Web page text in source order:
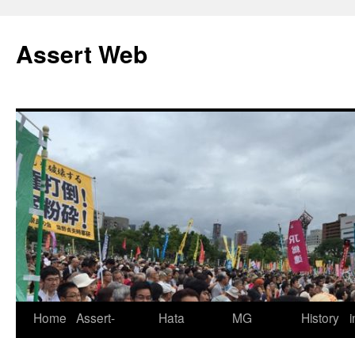
テ
ン
ス
キ
ッ
プ
Assert Web
Home Assert-
Hata
MG
History